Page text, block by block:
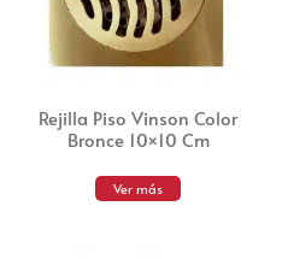
Rejilla Piso Vinson Color
Bronce 10×10 Cm
Ver más